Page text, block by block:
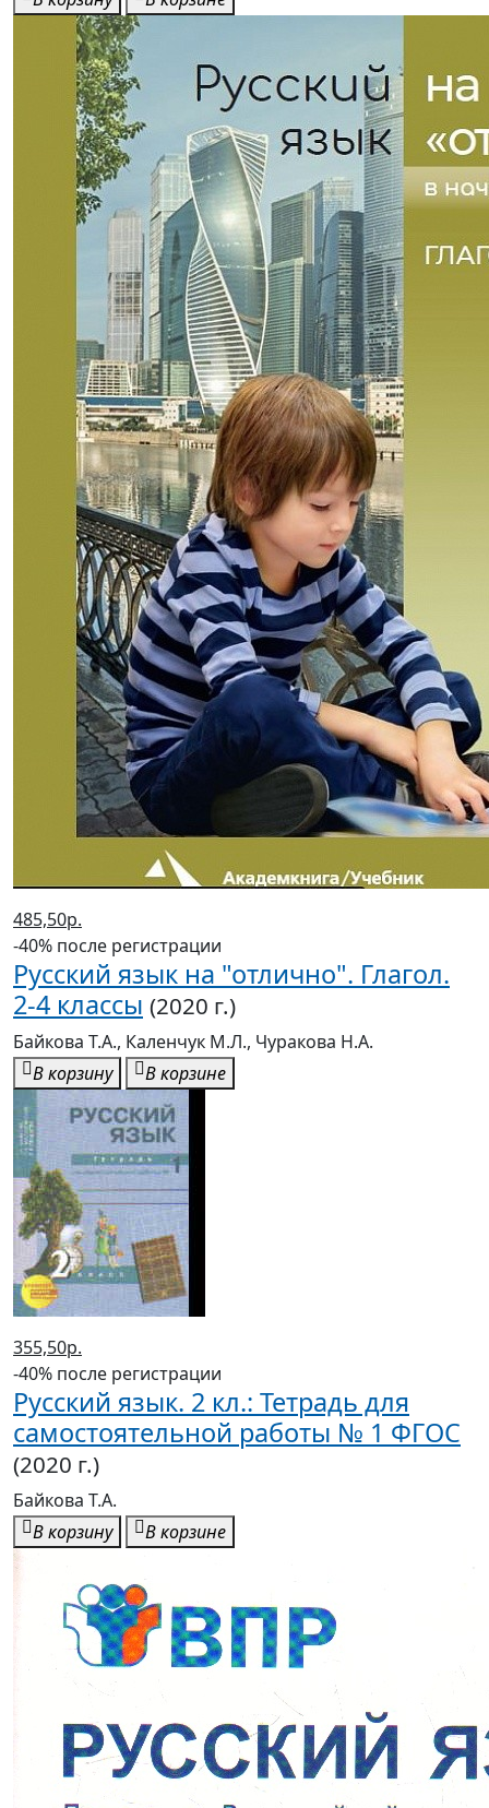
485,50р.
-40% после регистрации
Русский язык на "отлично". Глагол.
2-4 классы (2020 г.)
Байкова Т.А., Каленчук М.Л., Чуракова Н.А.
В корзину
В корзине
355,50р.
-40% после регистрации
Русский язык. 2 кл.: Тетрадь для
самостоятельной работы № 1 ФГОС
(2020 г.)
Байкова Т.А.
В корзину